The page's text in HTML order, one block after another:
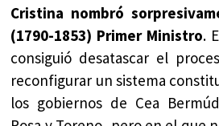
Cristina nombró
(1790-1853) Primer Ministro.
consiguió desatascar el
reconfigurar un sistema
los gobiernos de Cea